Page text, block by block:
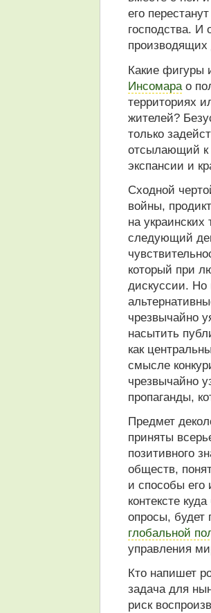
его
господства. И
производящих
Какие фигуры
Инсомарао
территориях
жителей?
только
отсылающий к
экспансии и
Сходной
войны,
на
следующий
который при
дискуссии. Но
чрезвычайно
насытить
как
смысле
чрезвычайно
пропаганды,
Предмет
приняты
позитивного
обществ,
и способы его
контексте
опросы, будет
глобальной
управления
Кто напишет
задача для
риск